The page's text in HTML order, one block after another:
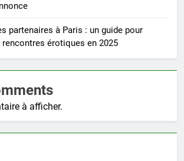
partenaires à Paris : un guide pour
érotiques en 2025
à afficher.